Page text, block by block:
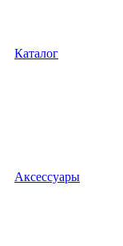
Каталог
Аксессуары